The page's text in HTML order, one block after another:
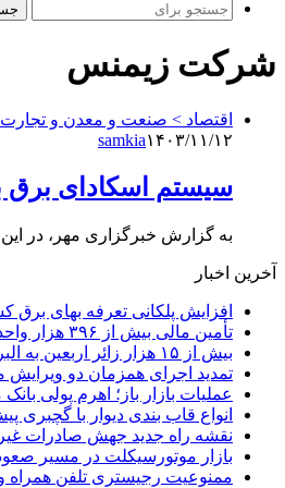
شرکت زیمنس
اقتصاد > صنعت و معدن و تجارت
samkia۱۴۰۳/۱۱/۱۲
سیستم اسکادای برق
به گزارش خبرگزاری مهر، در این
آخرین اخبار
افزایش پلکانی تعرفه بهای برق
تأمین مالی بیش از ۳۹۶ هزار واحد نهضت ملی توسط بانک مسکن
بیش از ۱۵ هزار زائر اربعین به البرز بازگشتند
تمدید اجرای همزمان دو ویرایش مبحث ۱۹ مقررات ملی ساختمان
عملیات بازار باز؛ اهرم پولی
انواع قاب بندی دیوار با
نقشه راه جدید جهش صادرات
بازار موتورسیکلت در مسیر
ممنوعیت رجیستری تلفن همراه